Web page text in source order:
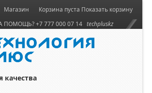
Корзина пуста Показать корзину
Магазин
ПОМОЩЬ? +7 777 000 07 14 techpluskz
качества